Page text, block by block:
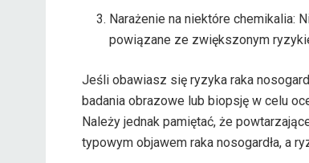
Narażenie na niektóre chemikalia:
powiązane ze zwiększonym
Jeśli obawiasz się ryzyka raka
badania obrazowe lub biopsję w celu
Należy jednak pamiętać, że
typowym objawem raka nosogardła, a